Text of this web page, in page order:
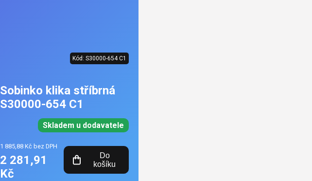
Kód: S30000-654 C1
Sobinko klika stříbrná
S30000-654 C1
Skladem u dodavatele
1 885,88 Kč bez DPH
2 281,91
Kč
Do
košíku